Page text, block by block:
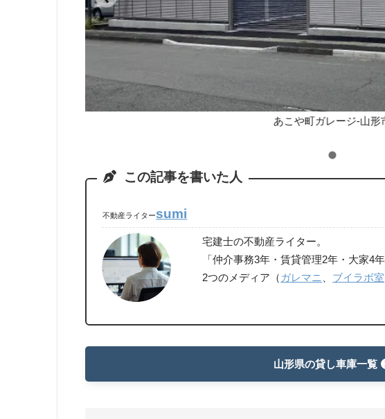
あこや町ガレージ-山形
この記事を書いた人
不動産ライターsumi
宅建士の不動産ライター。
「仲介事務3年・賃貸管理2年・大家4年
2つのメディア（ ガレマニ、 ブイラボ室
山形県の貸し車庫一覧